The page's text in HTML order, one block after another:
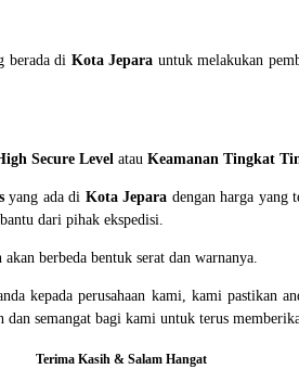
berada di Kota Jepara untuk melakukan
igh Secure Level atau Keamanan Tingkat
yang ada di Kota Jepara dengan harga yang
dari pihak ekspedisi.
berbeda bentuk serat dan warnanya.
kepada perusahaan kami, kami pastikan
semangat bagi kami untuk terus
Terima Kasih & Salam Hangat